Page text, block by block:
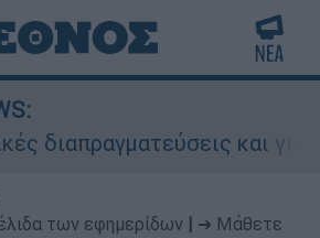
και γιατί
των εφημερίδων
➔ Μάθετε